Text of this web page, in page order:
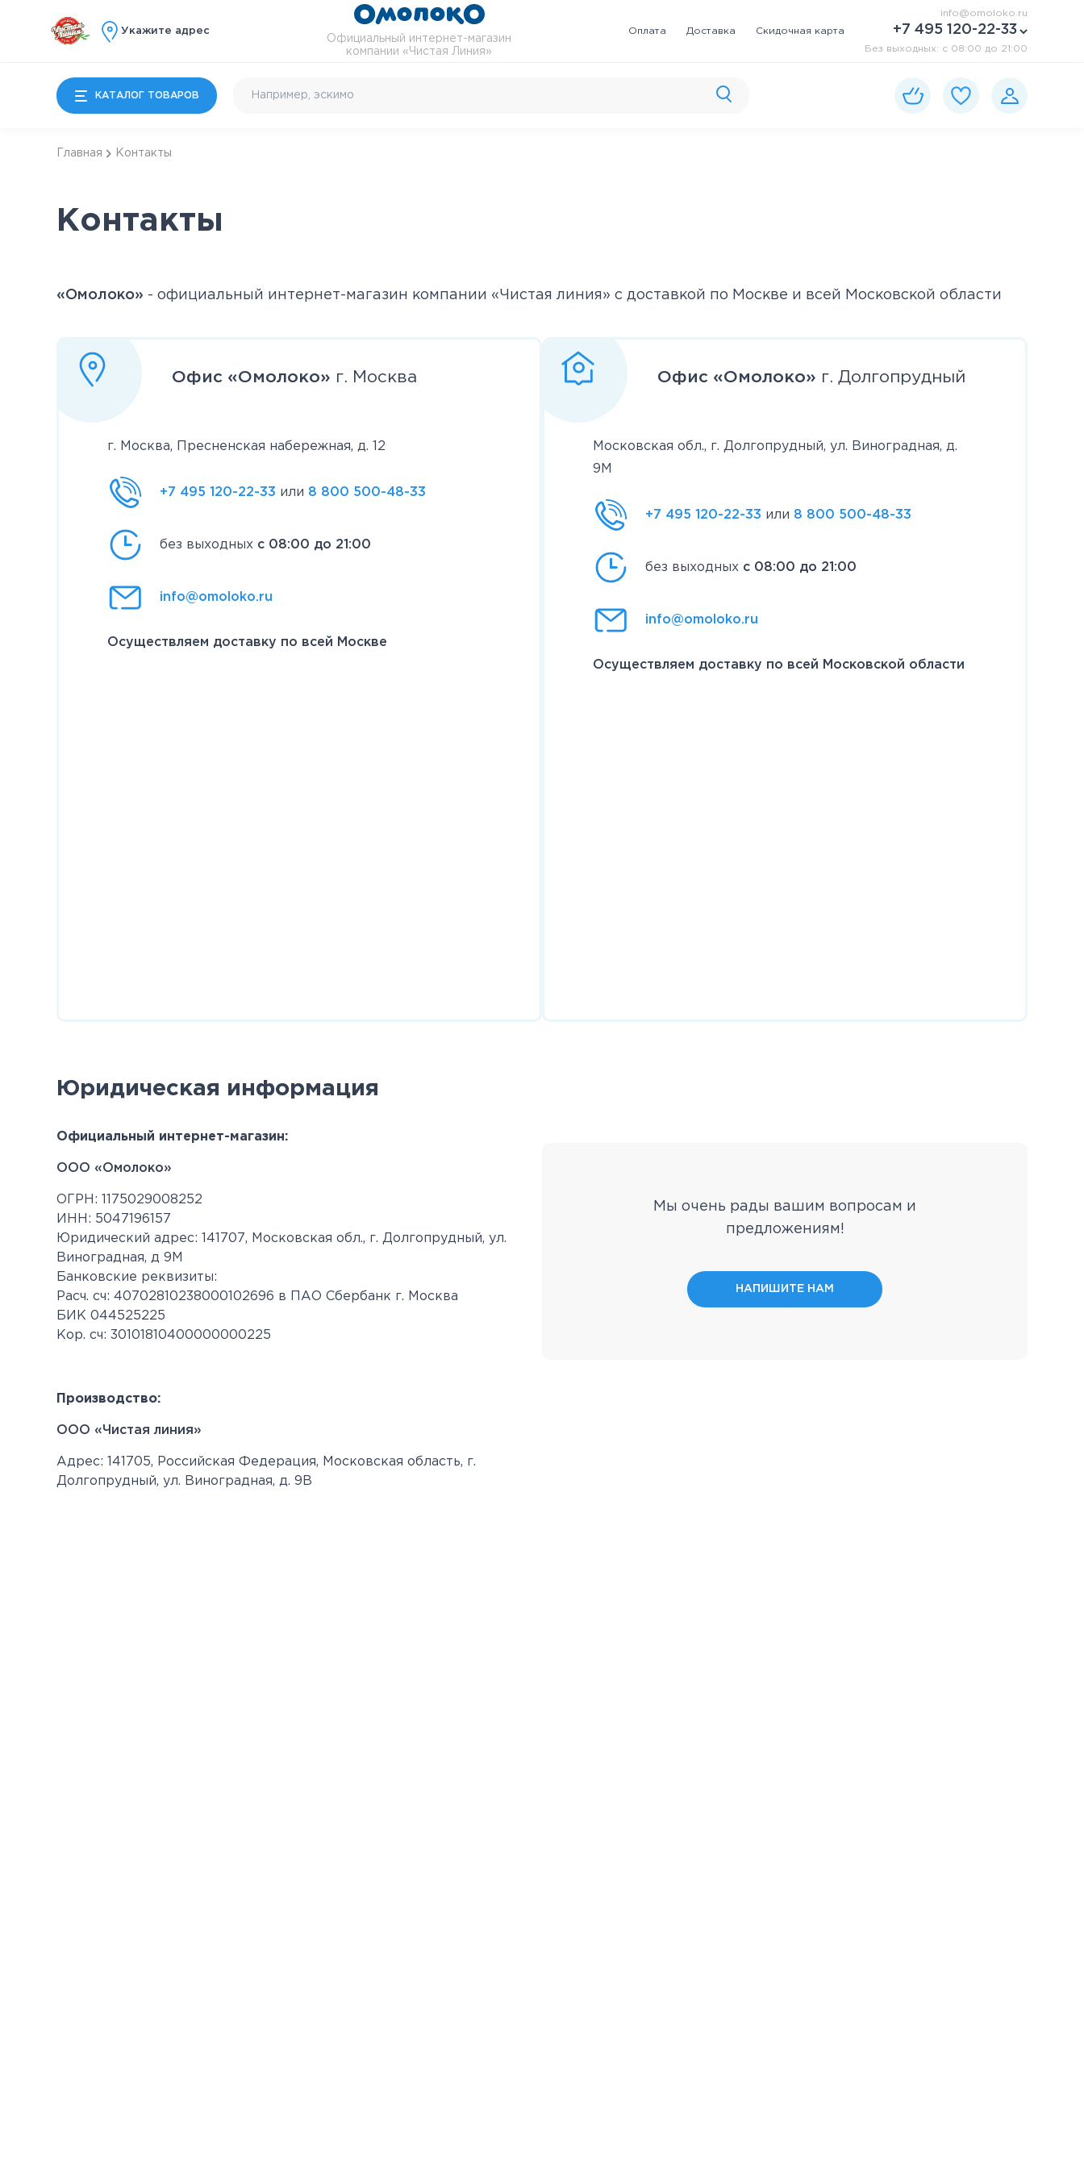
Укажите адрес
Официальный интернет-магазин
компании «Чистая Линия»
Оплата Доставка Скидочная карта
info@omoloko.ru
+7 495 120-22-33
Без выходных: c 08:00 до 21:00
КАТАЛОГ ТОВАРОВ
Шоколад и сладости
Подарки
Карты и сертификаты
Главная Контакты
Контакты
«Омолоко» - официальный интернет-магазин компании «Чистая линия» с доставкой по Москве и всей Московской области
Офис «Омолоко» г. Москва
г. Москва, Пресненская набережная, д. 12
+7 495 120-22-33 или 8 800 500-48-33
без выходных с 08:00 до 21:00
info@omoloko.ru
Осуществляем доставку по всей Москве
Офис «Омолоко» г. Долгопрудный
Московская обл., г. Долгопрудный, ул. Виноградная, д.
9М
+7 495 120-22-33 или 8 800 500-48-33
без выходных с 08:00 до 21:00
info@omoloko.ru
Осуществляем доставку по всей Московской области
Юридическая информация
Официальный интернет-магазин:
ООО «Омолоко»
ОГРН: 1175029008252
ИНН: 5047196157
Юридический адрес: 141707, Московская обл., г. Долгопрудный, ул.
Виноградная, д 9М
Банковские реквизиты:
Расч. сч: 40702810238000102696 в ПАО Сбербанк г. Москва
БИК 044525225
Кор. сч: 30101810400000000225
Производство:
ООО «Чистая линия»
Адрес: 141705, Российская Федерация, Московская область, г.
Долгопрудный, ул. Виноградная, д. 9В
Мы очень рады вашим вопросам и
предложениям!
НАПИШИТЕ НАМ